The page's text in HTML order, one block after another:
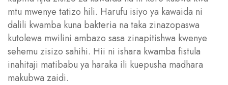
mtu mwenye tatizo hili. Harufu isiyo ya kawaida ni
dalili kwamba kuna bakteria na taka zinazopaswa
kutolewa mwilini ambazo sasa zinapitishwa kwenye
sehemu zisizo sahihi. Hii ni ishara kwamba fistula
inahitaji matibabu ya haraka ili kuepusha madhara
makubwa zaidi.